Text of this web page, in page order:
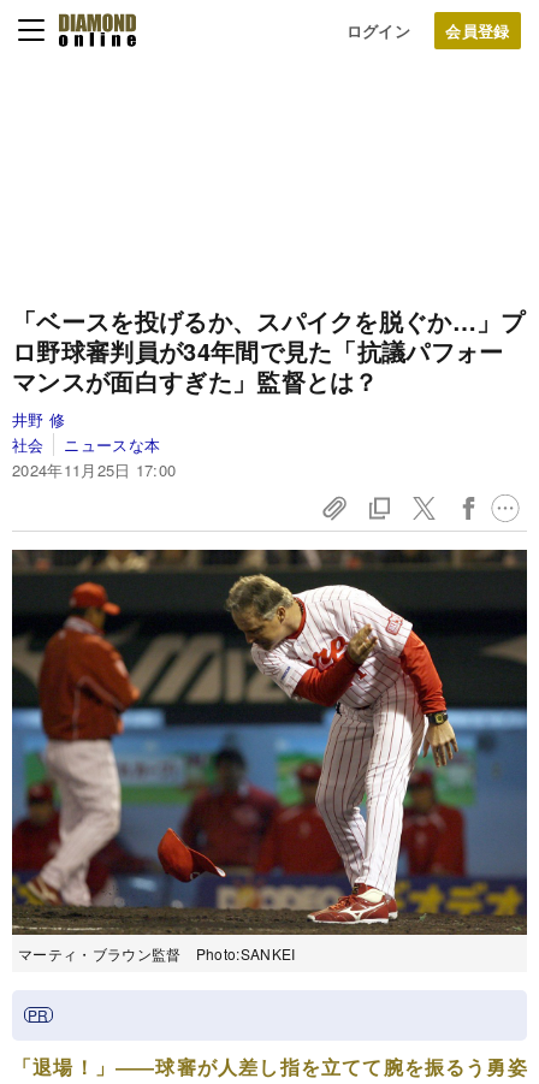
ログイン
「ベースを投げるか、スパイクを脱ぐか…」プ
ロ野球審判員が34年間で見た「抗議パフォー
マンスが面白すぎた」監督とは？
井野 修
社会
ニュースな本
2024年11月25日 17:00
マーティ・ブラウン監督 Photo:SANKEI
「退場！」――球審が人差し指を立てて腕を振るう勇姿